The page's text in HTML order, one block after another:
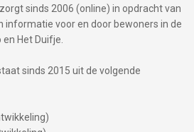
sinds 2006 (online) in opdracht van
informatie voor en door bewoners in de
Het Duifje.
sinds 2015 uit de volgende